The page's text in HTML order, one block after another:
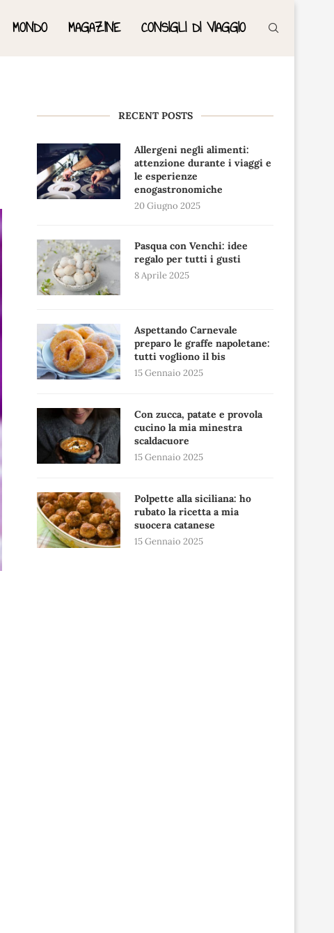
MONDO MAGAZINE CONSIGLI DI VIAGGIO
RECENT POSTS
Allergeni negli alimenti:
attenzione durante i viaggi e
le esperienze
enogastronomiche
20 Giugno 2025
Pasqua con Venchi: idee
regalo per tutti i gusti
8 Aprile 2025
Aspettando Carnevale
preparo le graffe napoletane:
tutti vogliono il bis
15 Gennaio 2025
Con zucca, patate e provola
cucino la mia minestra
scaldacuore
15 Gennaio 2025
Polpette alla siciliana: ho
rubato la ricetta a mia
suocera catanese
15 Gennaio 2025